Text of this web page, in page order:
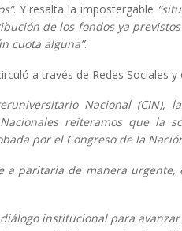
. Y resalta la impostergable
de los fondos ya
cuota alguna”.
a través de Redes Sociales y
Nacional (CIN),
Nacionales reiteramos que la
por el Congreso de la
a paritaria de manera
institucional para